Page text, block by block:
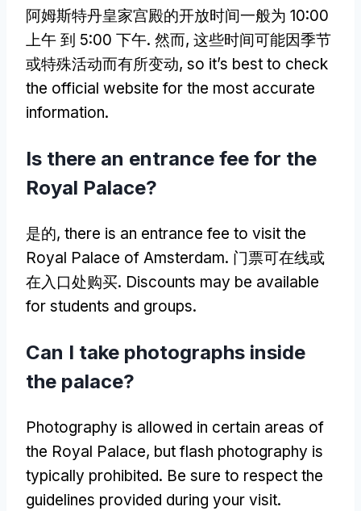
阿姆斯特丹皇家宫殿的开放时间一般为 10:00
上午 到 5:00 下午. 然而, 这些时间可能因季节
或特殊活动而有所变动, so it’s best to check
the official website for the most accurate
information.
Is there an entrance fee for the
Royal Palace?
是的, there is an entrance fee to visit the
Royal Palace of Amsterdam. 门票可在线或
在入口处购买. Discounts may be available
for students and groups.
Can I take photographs inside
the palace?
Photography is allowed in certain areas of
the Royal Palace, but flash photography is
typically prohibited. Be sure to respect the
guidelines provided during your visit.